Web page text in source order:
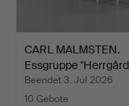
CARL MALMSTEN.
Essgruppe
Te…
Beendet 3. Jul 2026
10 Gebote